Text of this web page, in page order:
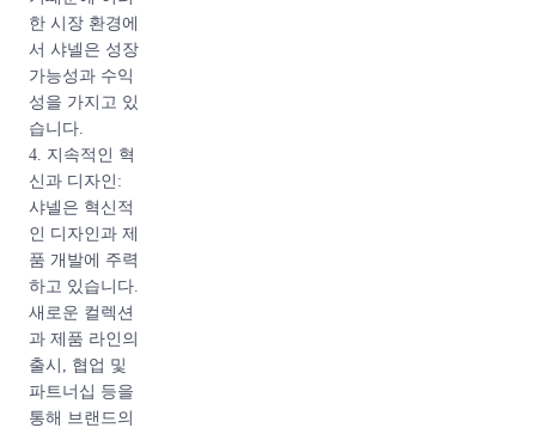
한 시장 환경에
서 샤넬은 성장
가능성과 수익
성을 가지고 있
습니다.
4. 지속적인 혁
신과 디자인:
샤넬은 혁신적
인 디자인과 제
품 개발에 주력
하고 있습니다.
새로운 컬렉션
과 제품 라인의
출시, 협업 및
파트너십 등을
통해 브랜드의